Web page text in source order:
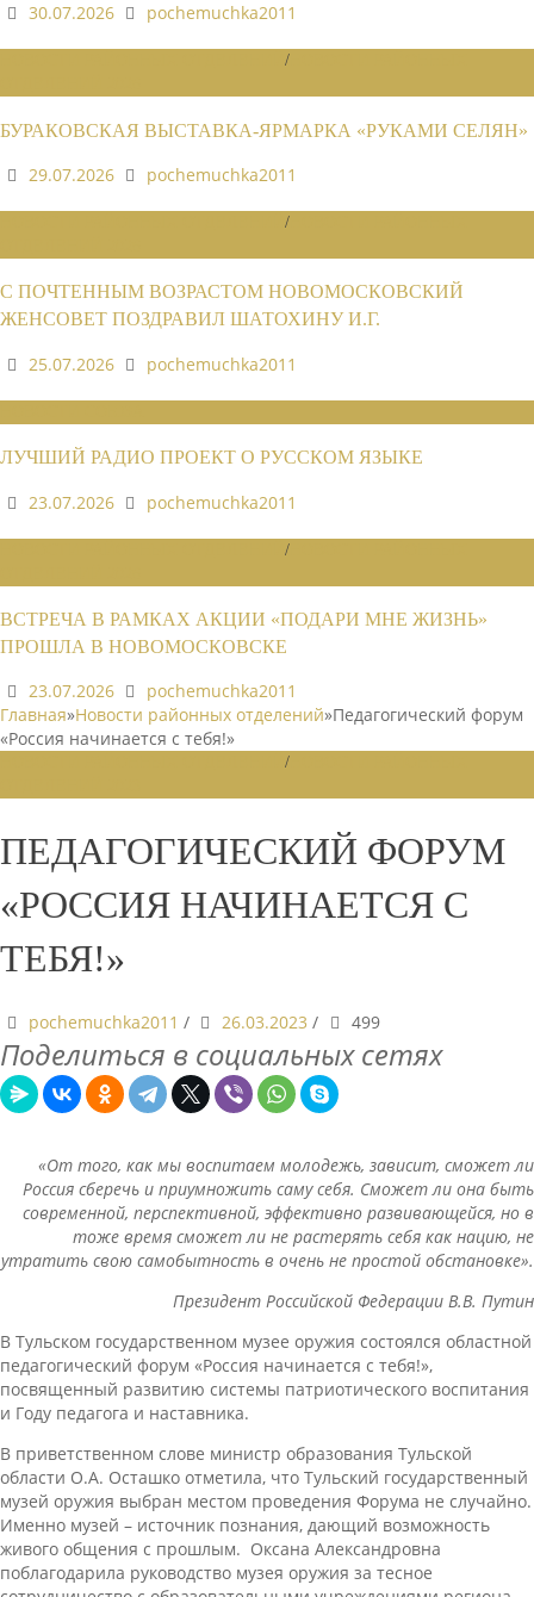
30.07.2026
pochemuchka2011
/
БУРАКОВСКАЯ ВЫСТАВКА-ЯРМАРКА «РУКАМИ СЕЛЯН»
29.07.2026
pochemuchka2011
/
С ПОЧТЕННЫМ ВОЗРАСТОМ НОВОМОСКОВСКИЙ
ЖЕНСОВЕТ ПОЗДРАВИЛ ШАТОХИНУ И.Г.
25.07.2026
pochemuchka2011
ЛУЧШИЙ РАДИО ПРОЕКТ О РУССКОМ ЯЗЫКЕ
23.07.2026
pochemuchka2011
/
ВСТРЕЧА В РАМКАХ АКЦИИ «ПОДАРИ МНЕ ЖИЗНЬ»
ПРОШЛА В НОВОМОСКОВСКЕ
23.07.2026
pochemuchka2011
Главная»Новости районных отделений»Педагогический форум
«Россия начинается с тебя!»
/
ПЕДАГОГИЧЕСКИЙ ФОРУМ
«РОССИЯ НАЧИНАЕТСЯ С
ТЕБЯ!»
pochemuchka2011 / 26.03.2023 / 499
Поделиться в социальных сетях
«От того, как мы воспитаем молодежь, зависит, сможет ли
Россия сберечь и приумножить саму себя. Сможет ли она быть
современной, перспективной, эффективно развивающейся, но в
тоже время сможет ли не растерять себя как нацию, не
утратить свою самобытность в очень не простой обстановке».
Президент Российской Федерации В.В. Путин
В Тульском государственном музее оружия состоялся областной
педагогический форум «Россия начинается с тебя!»,
посвященный развитию системы патриотического воспитания
и Году педагога и наставника.
В приветственном слове министр образования Тульской
области О.А. Осташко отметила, что Тульский государственный
музей оружия выбран местом проведения Форума не случайно.
Именно музей – источник познания, дающий возможность
живого общения с прошлым. Оксана Александровна
поблагодарила руководство музея оружия за тесное